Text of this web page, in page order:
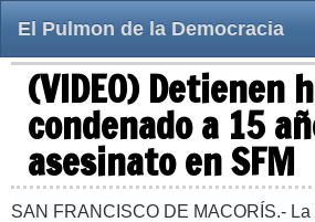
El Pulmon de la Democracia
(VIDEO) Detienen
condenado a 15
asesinato en SFM
SAN FRANCISCO DE MACORÍS.- La